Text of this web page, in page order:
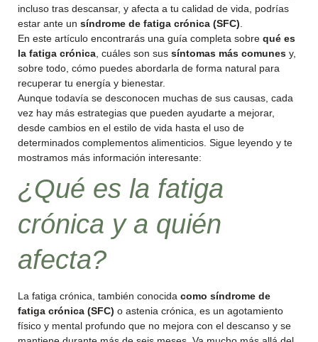
incluso tras descansar, y afecta a tu calidad de vida, podrías
estar ante un síndrome de fatiga crónica (SFC)
En este artículo encontrarás una guía completa sobre qué es
la fatiga crónica , cuáles son sus síntomas más comunes y,
sobre todo, cómo puedes abordarla de forma natural para
recuperar tu energía y bienestar.
Aunque todavía se desconocen muchas de sus causas, cada
vez hay más estrategias que pueden ayudarte a mejorar,
desde cambios en el estilo de vida hasta el uso de
determinados complementos alimenticios. Sigue leyendo y te
mostramos más información interesante:
¿Qué es la fatiga
crónica y a quién
afecta?
La fatiga crónica, también conocida como síndrome de
fatiga crónica (SFC) o astenia crónica, es un agotamiento
físico y mental profundo que no mejora con el descanso y se